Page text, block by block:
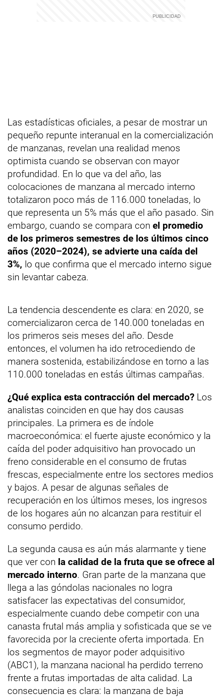
Las estadísticas oficiales, a pesar de mostrar un
pequeño repunte interanual en la comercialización
de manzanas, revelan una realidad menos
optimista cuando se observan con mayor
profundidad. En lo que va del año, las
colocaciones de manzana al mercado interno
totalizaron poco más de 116.000 toneladas, lo
que representa un 5% más que el año pasado. Sin
embargo, cuando se compara con el promedio
de los primeros semestres de los últimos cinco
años (2020–2024), se advierte una caída del
3%, lo que confirma que el mercado interno sigue
sin levantar cabeza.
La tendencia descendente es clara: en 2020, se
comercializaron cerca de 140.000 toneladas en
los primeros seis meses del año. Desde
entonces, el volumen ha ido retrocediendo de
manera sostenida, estabilizándose en torno a las
110.000 toneladas en estás últimas campañas.
¿Qué explica esta contracción del mercado? Los
analistas coinciden en que hay dos causas
principales. La primera es de índole
macroeconómica: el fuerte ajuste económico y la
caída del poder adquisitivo han provocado un
freno considerable en el consumo de frutas
frescas, especialmente entre los sectores medios
y bajos. A pesar de algunas señales de
recuperación en los últimos meses, los ingresos
de los hogares aún no alcanzan para restituir el
consumo perdido.
La segunda causa es aún más alarmante y tiene
que ver con la calidad de la fruta que se ofrece al
mercado interno. Gran parte de la manzana que
llega a las góndolas nacionales no logra
satisfacer las expectativas del consumidor,
especialmente cuando debe competir con una
canasta frutal más amplia y sofisticada que se ve
favorecida por la creciente oferta importada. En
los segmentos de mayor poder adquisitivo
(ABC1), la manzana nacional ha perdido terreno
frente a frutas importadas de alta calidad. La
consecuencia es clara: la manzana de baja